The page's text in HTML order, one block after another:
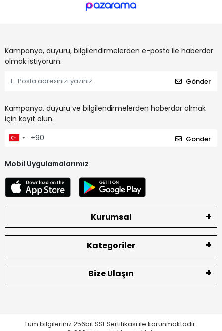
Kampanya, duyuru, bilgilendirmelerden e-posta ile haberdar
olmak istiyorum.
Gönder
Kampanya, duyuru ve bilgilendirmelerden haberdar olmak
için kayıt olun.
Gönder
Mobil Uygulamalarımız
Kurumsal
Kategoriler
Bize Ulaşın
Tüm bilgileriniz 256bit SSL Sertifikası ile korunmaktadır.